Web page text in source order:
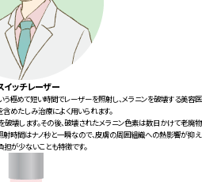
イッチレーザー
う極めて短い時間でレーザーを照射し、メラニンを破壊する美容医
めたしみ治療によく用いられます。
破壊します。その後、破壊されたメラニン色素は数日かけて老廃物
射時間はナノ秒と一瞬なので、皮膚の周囲組織への熱影響が抑え
が少ないことも特徴です。